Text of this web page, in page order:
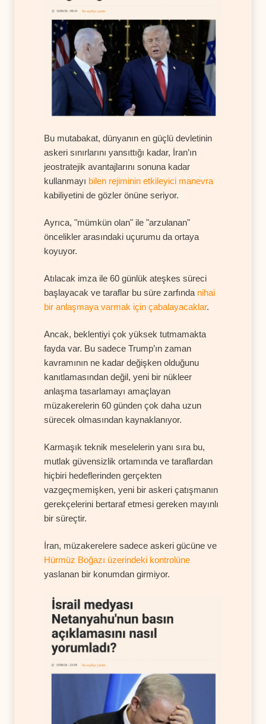
Bu mutabakat, dünyanın en güçlü devletinin
askeri sınırlarını yansıttığı kadar, İran’ın
jeostratejik avantajlarını sonuna kadar
kullanmayı bilen rejiminin etkileyici manevra
kabiliyetini de gözler önüne seriyor.
Ayrıca, "mümkün olan" ile "arzulanan"
öncelikler arasındaki uçurumu da ortaya
koyuyor.
Atılacak imza ile 60 günlük ateşkes süreci
başlayacak ve taraflar bu süre zarfında nihai
bir anlaşmaya varmak için çabalayacaklar.
Ancak, beklentiyi çok yüksek tutmamakta
fayda var. Bu sadece Trump’ın zaman
kavramının ne kadar değişken olduğunu
kanıtlamasından değil, yeni bir nükleer
anlaşma tasarlamayı amaçlayan
müzakerelerin 60 günden çok daha uzun
sürecek olmasından kaynaklanıyor.
Karmaşık teknik meselelerin yanı sıra bu,
mutlak güvensizlik ortamında ve taraflardan
hiçbiri hedeflerinden gerçekten
vazgeçmemişken, yeni bir askeri çatışmanın
gerekçelerini bertaraf etmesi gereken mayınlı
bir süreçtir.
İran, müzakerelere sadece askeri gücüne ve
Hürmüz Boğazı üzerindeki kontrolüne
yaslanan bir konumdan girmiyor.